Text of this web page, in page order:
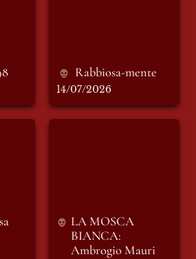
Rabbiosa-mente
14/07/2026
LA MOSCA
BIANCA:
Ambrogio Mauri